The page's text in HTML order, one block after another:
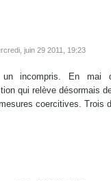
juin 29 2011 , 19:23
incompris. En mai
qui relève désormais
coercitives. Trois